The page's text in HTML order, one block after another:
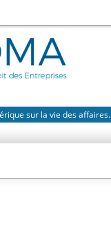
sur la vie des affaires.